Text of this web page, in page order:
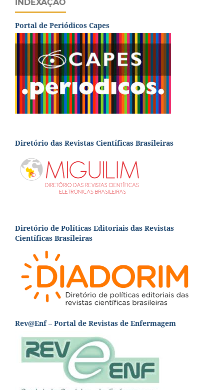
INDEXAÇÃO
Portal de Periódicos Capes
Diretório das Revistas Científicas Brasileiras
Diretório de Políticas Editoriais das Revistas
Científicas Brasileiras
Rev@Enf – Portal de Revistas de Enfermagem